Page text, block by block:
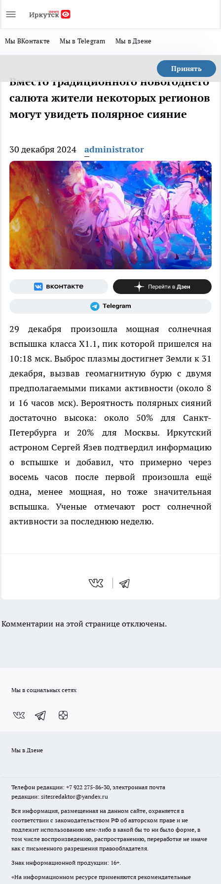
Мы ВКонтакте Мы в Telegram Мы в Дзене
Принять
Вместо традиционного новогоднего
салюта жители некоторых регионов
могут увидеть полярное сияние
30 декабря 2024 administrator
29 декабря произошла мощная солнечная
вспышка класса X1.1, пик которой пришелся на
10:18 мск. Выброс плазмы достигнет Земли к 31
декабря, вызвав геомагнитную бурю с двумя
предполагаемыми пиками активности (около 8
и 16 часов мск). Вероятность полярных сияний
достаточно высока: около 50% для Санкт-
Петербурга и 20% для Москвы. Иркутский
астроном Сергей Язев подтвердил информацию
о вспышке и добавил, что примерно через
восемь часов после первой произошла ещё
одна, менее мощная, но тоже значительная
вспышка. Ученые отмечают рост солнечной
активности за последнюю неделю.
Комментарии на этой странице отключены.
Мы в социальных сетях
Мы в Дзене
Телефон редакции: +7 922 275-86-30, электронная почта
редакции: sitesredaktor@yandex.ru
Вся информация, размещенная на данном сайте, охраняется в
соответствии с законодательством РФ об авторском праве и не
подлежит использованию кем-либо в какой бы то ни было форме, в
том числе воспроизведению, распространению, переработке не иначе
как с письменного разрешения правообладателя.
Знак информационной продукции: 16+.
«На информационном ресурсе применяются рекомендательные